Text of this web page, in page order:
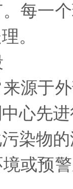
每一
。
于外
心先
物的
预警